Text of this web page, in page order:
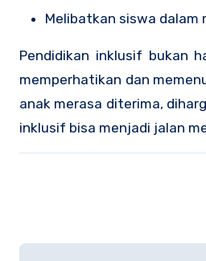
Melibatkan siswa
Pendidikan inklusif bukan
memperhatikan dan
anak merasa diterima,
inklusif bisa menjadi jalan